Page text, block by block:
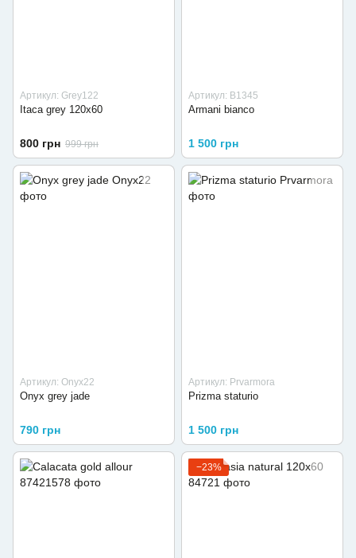
Артикул: Grey122
Itaca grey 120x60
800 грн 999 грн
Артикул: B1345
Armani bianco
1 500 грн
Артикул: Onyx22
Onyx grey jade
790 грн
Артикул: Prvarmora
Prizma staturio
1 500 грн
−23%